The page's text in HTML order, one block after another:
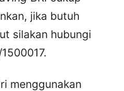
jika butuh
silakan hubungi
menggunakan